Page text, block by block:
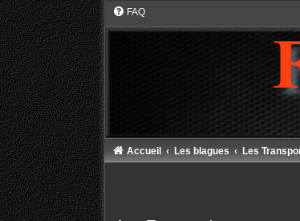
FAQ
Accueil Les blagues Les